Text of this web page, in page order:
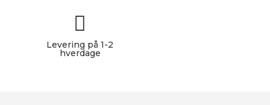

Levering på 1-2
hverdage